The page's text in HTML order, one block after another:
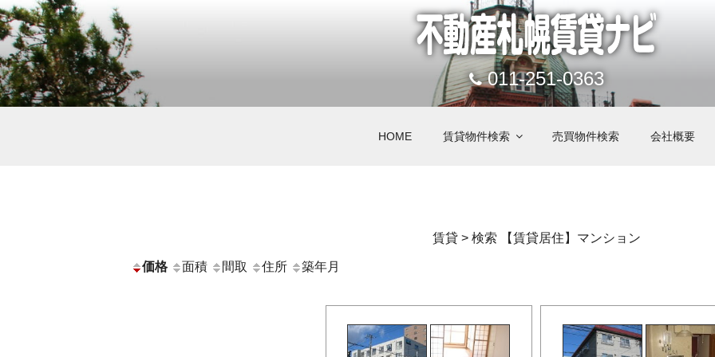
011-251-0363
HOME 賃貸物件検索 売買物件検索 会社概要
賃貸 > 検索 【賃貸居住】マンション
価格 面積 間取 住所 築年月